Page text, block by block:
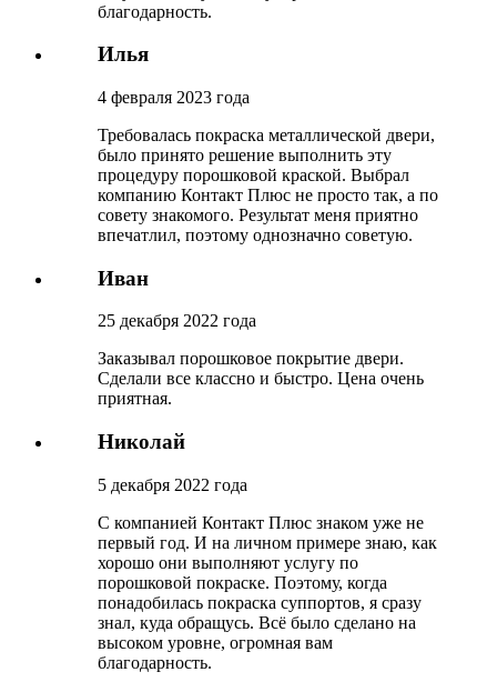
благодарность.
Илья
4 февраля 2023 года
Требовалась покраска металлической двери,
было принято решение выполнить эту
процедуру порошковой краской. Выбрал
компанию Контакт Плюс не просто так, а по
совету знакомого. Результат меня приятно
впечатлил, поэтому однозначно советую.
Иван
25 декабря 2022 года
Заказывал порошковое покрытие двери.
Сделали все классно и быстро. Цена очень
приятная.
Николай
5 декабря 2022 года
С компанией Контакт Плюс знаком уже не
первый год. И на личном примере знаю, как
хорошо они выполняют услугу по
порошковой покраске. Поэтому, когда
понадобилась покраска суппортов, я сразу
знал, куда обращусь. Всё было сделано на
высоком уровне, огромная вам
благодарность.